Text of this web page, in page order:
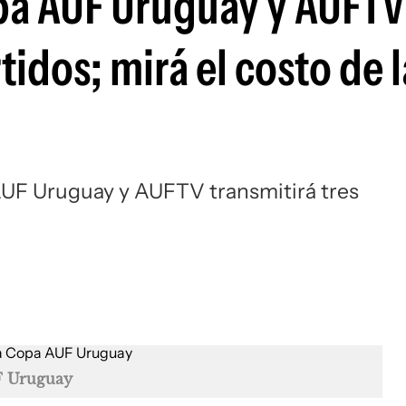
mirá el costo de
Uruguay y AUFTV transmitirá tres
Uruguay